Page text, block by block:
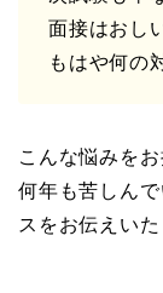
面接はおし
もはや何の
こんな悩みを
何年も苦しん
スをお伝えいた